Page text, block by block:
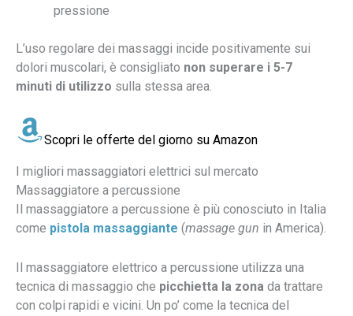
pressione
L’uso regolare dei massaggi incide positivamente sui
dolori muscolari, è consigliato non superare i 5-7
minuti di utilizzo sulla stessa area.
Scopri le offerte del giorno su Amazon
I migliori massaggiatori elettrici sul mercato
Massaggiatore a percussione
Il massaggiatore a percussione è più conosciuto in Italia
come pistola massaggiante (massage gun in America).
Il massaggiatore elettrico a percussione utilizza una
tecnica di massaggio che picchietta la zona da trattare
con colpi rapidi e vicini. Un po’ come la tecnica del